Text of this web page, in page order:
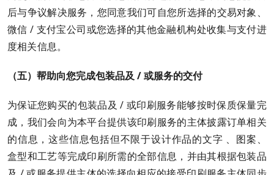
后与争议解决服务，您同意我们可自您所选择的交易对象、
微信 / 支付宝公司或您选择的其他金融机构处收集与支付进
度相关信息。
（五）帮助向您完成包装品及 / 或服务的交付
为保证您购买的包装品及 / 或印刷服务能够按时保质保量完
成，我们会向为本平台提供该印刷服务的主体披露订单相关
的信息，这些信息包括但不限于设计作品的文字 、图案、
盒型和工艺等完成印刷所需的全部信息，并由其根据包装品